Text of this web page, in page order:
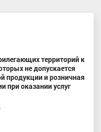
территорий к
не допускается
продукции и розничная
при оказании услуг